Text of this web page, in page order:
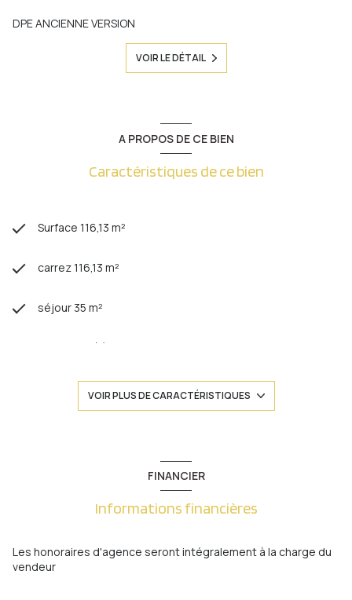
DPE ANCIENNE VERSION
VOIR LE DÉTAIL
A PROPOS DE CE BIEN
Caractéristiques de ce bien
Surface 116,13 m²
carrez 116,13 m²
séjour 35 m²
3 chambre(s)
Chauffage individuel : radiateur (gaz)
exposition Est-Ouest
VOIR PLUS DE CARACTÉRISTIQUES
FINANCIER
Informations financières
Les honoraires d'agence seront intégralement à la charge du
vendeur